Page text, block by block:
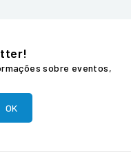
sobre eventos,